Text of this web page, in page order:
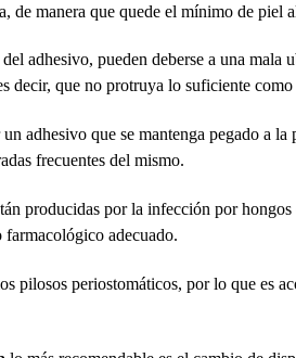
de manera que quede el mínimo de piel
adhesivo, pueden deberse a una mala
decir, que no protruya lo suficiente
adhesivo que se mantenga pegado a
frecuentes del mismo.
producidas por la infección por
farmacológico adecuado.
pilosos periostomáticos, por lo que es